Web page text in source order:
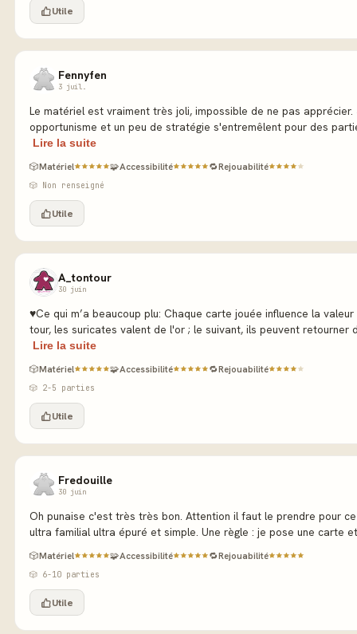
Utile
Fennyfen
3 juil.
Le matériel est vraiment très joli, impossible de ne pas apprécier.
opportunisme et un peu de stratégie s'entremêlent pour des
Lire la suite
🎲Matériel 🧩Accessibilité 🔁Rejouabilité
🎲 Non renseigné
Utile
A_tontour
30 juin
♥️Ce qui m’a beaucoup plu: Chaque carte jouée influence la
tour, les suricates valent de l'or ; le suivant, ils peuvent retourner
Lire la suite
🎲Matériel 🧩Accessibilité 🔁Rejouabilité
🎲 2-5 parties
Utile
Fredouille
30 juin
Oh punaise c'est très très bon. Attention il faut le prendre pour
ultra familial ultra épuré et simple. Une règle : je pose une carte
🎲Matériel 🧩Accessibilité 🔁Rejouabilité
🎲 6-10 parties
Utile